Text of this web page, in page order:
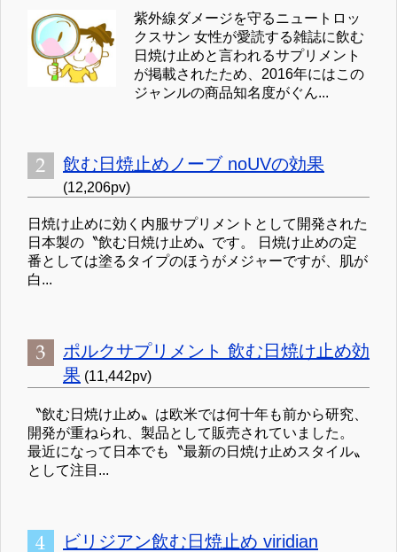
紫外線ダメージを守るニュートロッ
クスサン 女性が愛読する雑誌に飲む
日焼け止めと言われるサプリメント
が掲載されたため、2016年にはこの
ジャンルの商品知名度がぐん...
飲む日焼止めノーブ noUVの効果
(12,206pv)
日焼け止めに効く内服サプリメントとして開発された
日本製の〝飲む日焼け止め〟です。 日焼け止めの定
番としては塗るタイプのほうがメジャーですが、肌が
白...
ポルクサプリメント 飲む日焼け止め効
果 (11,442pv)
〝飲む日焼け止め〟は欧米では何十年も前から研究、
開発が重ねられ、製品として販売されていました。
最近になって日本でも〝最新の日焼け止めスタイル〟
として注目...
ビリジアン飲む日焼止め viridian